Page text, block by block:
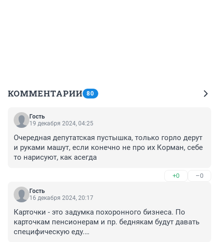
КОММЕНТАРИИ 80
Гость
19 декабря 2024, 04:25
Очередная депутатская пустышка, только горло дерут
и руками машут, если конечно не про их Корман, себе
то нарисуют, как асегда
+0 –0
Гость
16 декабря 2024, 20:17
Карточки - это задумка похоронного бизнеса. По
карточкам пенсионерам и пр. беднякам будут давать
специфическую еду.